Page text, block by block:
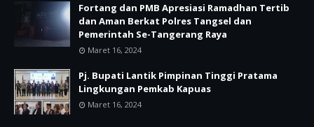
Fortang dan PMB Apresiasi Ramadhan Tertib
dan Aman Berkat Polres Tangsel dan
Pemerintah Se-Tangerang Raya
Maret 16, 2024
Pj. Bupati Lantik Pimpinan Tinggi Pratama
Lingkungan Pemkab Kapuas
Maret 16, 2024